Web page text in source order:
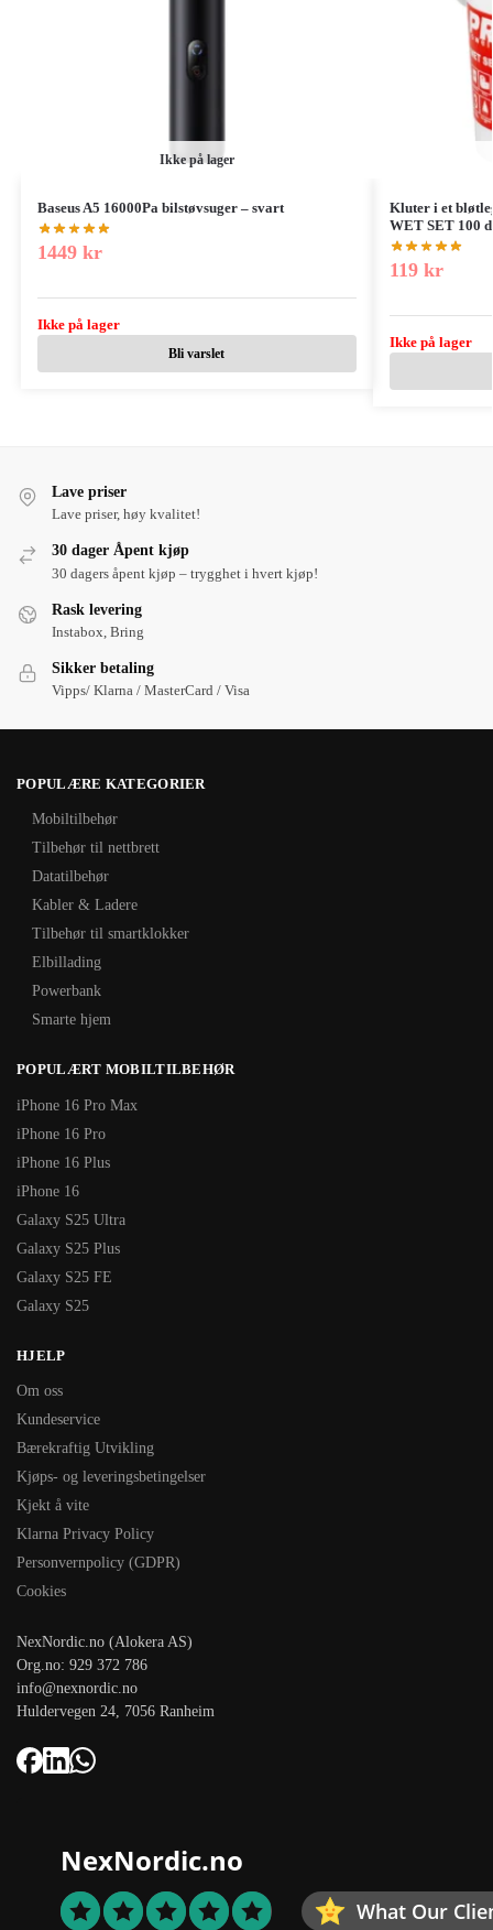
Ikke på lager
Baseus A5 16000Pa bilstøvsuger – svart
1449 kr
Ikke på lager
Bli varslet
Kluter i et
WET SET 100
119 kr
Ikke på lager
Lave priser
Lave priser, høy kvalitet!
30 dager Åpent kjøp
30 dagers åpent kjøp – trygghet i hvert kjøp!
Rask levering
Instabox, Bring
Sikker betaling
Vipps/ Klarna / MasterCard / Visa
POPULÆRE KATEGORIER
Mobiltilbehør
Tilbehør til nettbrett
Datatilbehør
Kabler & Ladere
Tilbehør til smartklokker
Elbillading
Powerbank
Smarte hjem
POPULÆRT MOBILTILBEHØR
iPhone 16 Pro Max
iPhone 16 Pro
iPhone 16 Plus
iPhone 16
Galaxy S25 Ultra
Galaxy S25 Plus
Galaxy S25 FE
Galaxy S25
HJELP
Om oss
Kundeservice
Bærekraftig Utvikling
Kjøps- og leveringsbetingelser
Kjekt å vite
Klarna Privacy Policy
Personvernpolicy (GDPR)
Cookies
NexNordic.no (Alokera AS)
Org.no: 929 372 786
info@nexnordic.no
Huldervegen 24, 7056 Ranheim
NexNordic.no
What Our